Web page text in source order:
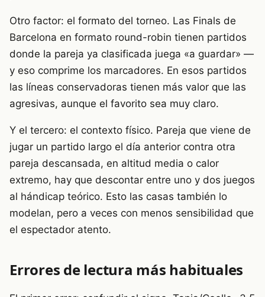
Otro factor: el formato del torneo. Las Finals de
Barcelona en formato round-robin tienen partidos
donde la pareja ya clasificada juega «a guardar» —
y eso comprime los marcadores. En esos partidos
las líneas conservadoras tienen más valor que las
agresivas, aunque el favorito sea muy claro.
Y el tercero: el contexto físico. Pareja que viene de
jugar un partido largo el día anterior contra otra
pareja descansada, en altitud media o calor
extremo, hay que descontar entre uno y dos juegos
al hándicap teórico. Esto las casas también lo
modelan, pero a veces con menos sensibilidad que
el espectador atento.
Errores de lectura más habituales